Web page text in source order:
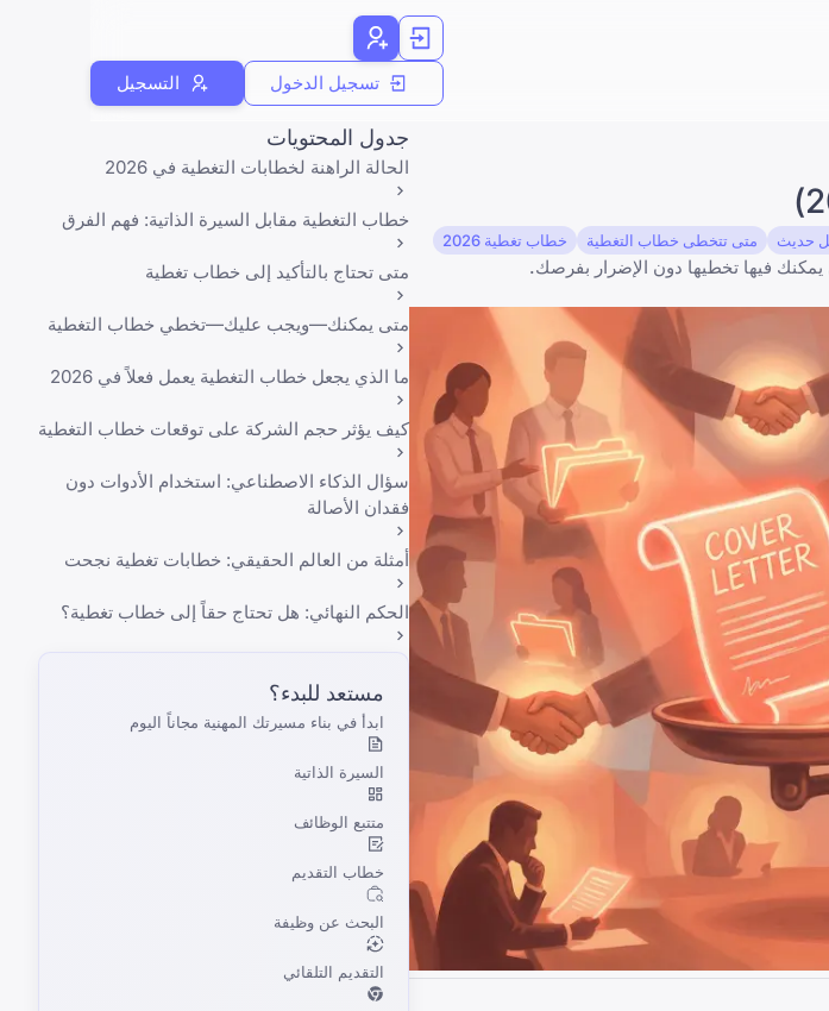
تسجيل الدخول التسجيل
حديث متى تتخطى خطاب التغطية خطاب تغطية 2026
يمكنك فيها تخطيها دون الإضرار بفرصك.
جدول المحتويات
الحالة الراهنة لخطابات التغطية في 2026
خطاب التغطية مقابل السيرة الذاتية: فهم الفرق
متى تحتاج بالتأكيد إلى خطاب تغطية
متى يمكنك—ويجب عليك—تخطي خطاب التغطية
ما الذي يجعل خطاب التغطية يعمل فعلاً في 2026
كيف يؤثر حجم الشركة على توقعات خطاب التغطية
سؤال الذكاء الاصطناعي: استخدام الأدوات دون
فقدان الأصالة
أمثلة من العالم الحقيقي: خطابات تغطية نجحت
الحكم النهائي: هل تحتاج حقاً إلى خطاب تغطية؟
مستعد للبدء؟
ابدأ في بناء مسيرتك المهنية مجاناً اليوم
السيرة الذاتية
متتبع الوظائف
خطاب التقديم
البحث عن وظيفة
التقديم التلقائي